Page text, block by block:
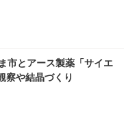
市とアース製薬「サイエ
察や結晶づくり